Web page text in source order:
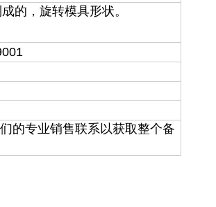
的，旋转模具形状。
的专业销售联系以获取整个备